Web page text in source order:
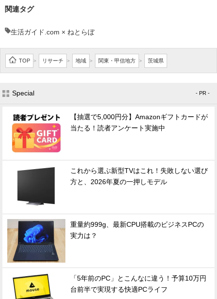
関連タグ
生活ガイド.com × ねとらぼ
TOP > リサーチ > 地域 > 関東・甲信地方 > 茨城県
Special - PR -
【抽選で5,000円分】Amazonギフトカードが
当たる！読者アンケート実施中
これから選ぶ新型TVはこれ！失敗しない選び
方と、2026年夏の一押しモデル
重量約999g、最新CPU搭載のビジネスPCの
実力は？
「5年前のPC」とこんなに違う！予算10万円
台前半で実現する快適PCライフ